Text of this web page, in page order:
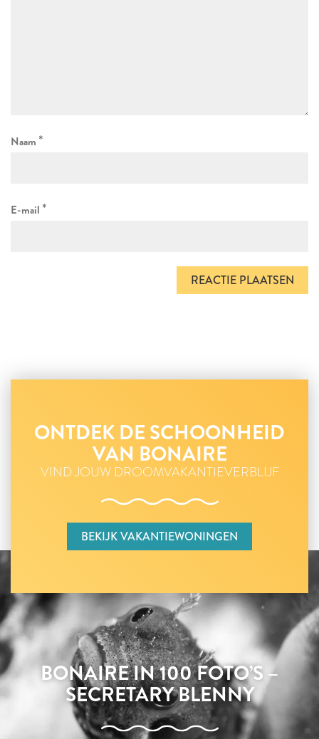
Naam *
E-mail *
ONTDEK DE SCHOONHEID
VAN BONAIRE
VIND JOUW DROOMVAKANTIEVERBLIJF
BEKIJK VAKANTIEWONINGEN
BONAIRE IN 100 FOTO’S –
SECRETARY BLENNY